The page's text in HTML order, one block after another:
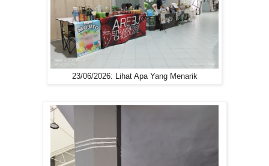
23/06/2026: Lihat Apa Yang Menarik